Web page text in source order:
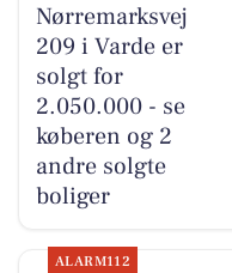
Nørremarksvej
209 i Varde er
solgt for
2.050.000 - se
køberen og 2
andre solgte
boliger
ALARM112